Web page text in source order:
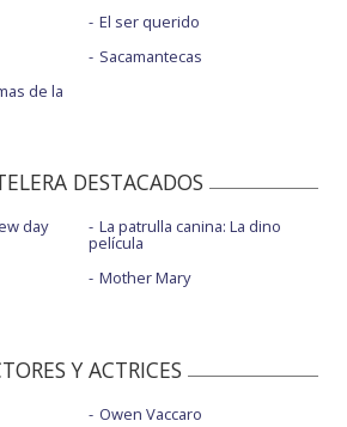
de la
El ser querido
Sacamantecas
DESTACADOS
day
La patrulla canina: La dino
película
Mother Mary
Y ACTRICES
Owen Vaccaro